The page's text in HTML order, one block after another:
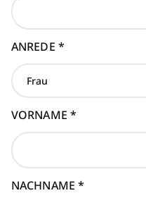
ANREDE *
VORNAME *
NACHNAME*